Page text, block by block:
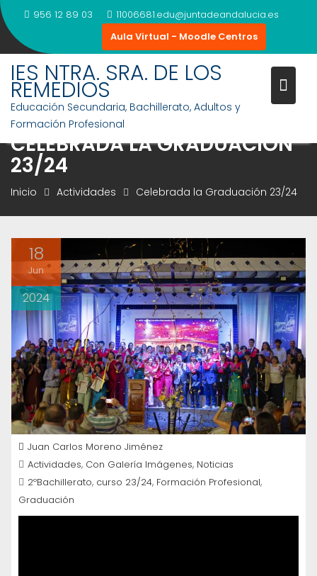
Saltar
al
contenido
956 12 89 03
11006681.edu@juntadeandalucia.es
Aula Virtual - Moodle Centros
IES NTRA. SRA. DE LOS
REMEDIOS
Educación Secundaria, Bachillerato, Adultos y
Formación Profesional
CELEBRADA LA GRADUACIÓN
23/24
Inicio Actividades Celebrada la Graduación 23/24
18
Jun
2024
Juan Carlos Moreno Jiménez
Actividades, Con Galería Imágenes, Noticias
2ºBachillerato, curso 23/24, Formación Profesional,
Graduación